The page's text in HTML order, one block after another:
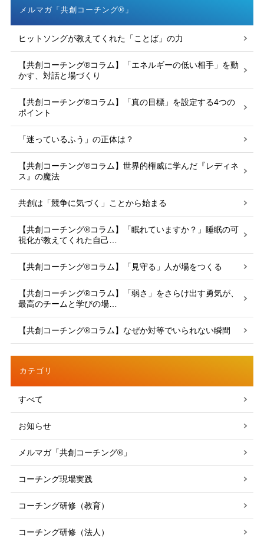
メルマガ「共創コーチング®」
ヒットソングが教えてくれた「ことば」の力
【共創コーチング®︎コラム】「エネルギーの低い相手」を動
かす、対話と場づくり
【共創コーチング®︎コラム】「真の目標」を設定する4つの
ポイント
「迷っているふう」の正体は？
【共創コーチング®︎コラム】世界的権威に学んだ『レディネ
ス』の魔法
共創は「競争に気づく」ことから始まる
【共創コーチング®︎コラム】「眠れていますか？」睡眠の可
視化が教えてくれた自己…
【共創コーチング®︎コラム】「見守る」人が場をつくる
【共創コーチング®︎コラム】「弱さ」をさらけ出す勇気が、
最高のチームと学びの場…
【共創コーチング®︎コラム】なぜか対等でいられない瞬間
カテゴリ
すべて
お知らせ
メルマガ「共創コーチング®」
コーチング現場実践
コーチング研修（教育）
コーチング研修（法人）